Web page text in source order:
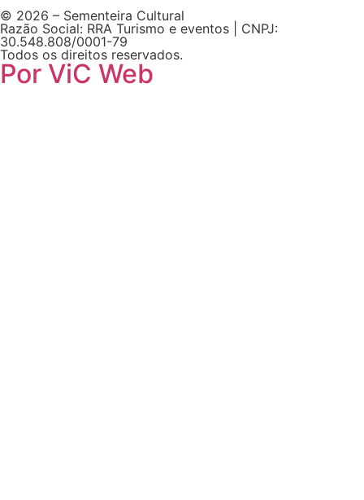
© 2026 – Sementeira Cultural
Razão Social: RRA Turismo e eventos | CNPJ:
30.548.808/0001-79
Todos os direitos reservados.
Por ViC Web